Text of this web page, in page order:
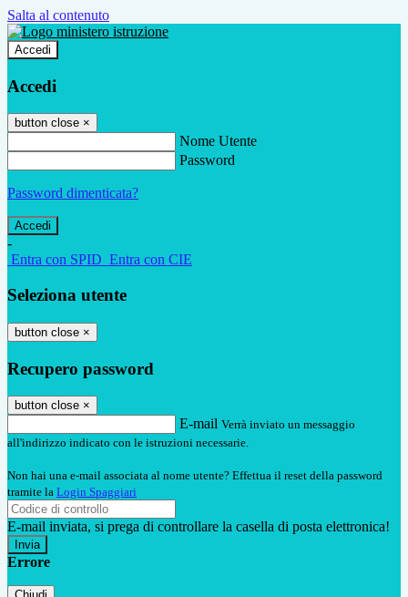
Salta al contenuto
Accedi
Accedi
button close ×
Nome Utente
Password
Password dimenticata?
-
Entra con SPID Entra con CIE
Seleziona utente
button close ×
Recupero password
button close ×
E-mail Verrà inviato un messaggio
all'indirizzo indicato con le istruzioni necessarie.
Non hai una e-mail associata al nome utente? Effettua il reset della password
tramite la Login Spaggiari
E-mail inviata, si prega di controllare la casella di posta elettronica!
Errore